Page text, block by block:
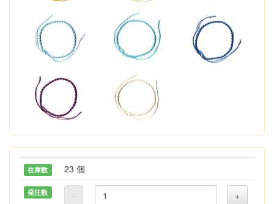
在庫数 23 個
発注数 - +